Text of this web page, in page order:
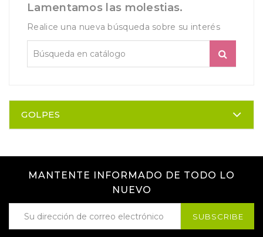
Lamentamos las molestias.
Realice una nueva búsqueda sobre su interés
GOLPES
MANTENTE INFORMADO DE TODO LO
NUEVO